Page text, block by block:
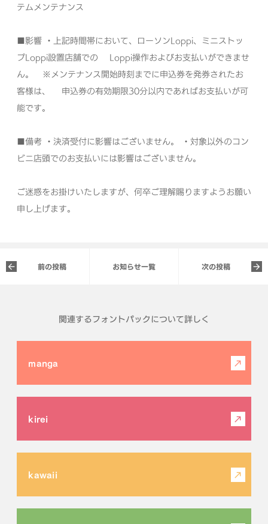
テムメンテナンス
■影響 ・上記時間帯において、ローソンLoppi、ミニストッ
プLoppi設置店舗での Loppi操作およびお支払いができませ
ん。
※メンテナンス開始時刻までに申込券を発券されたお
客様は、
申込券の有効期限30分以内であればお支払いが可
能です。
■備考 ・決済受付に影響はございません。
・対象以外のコン
ビニ店頭でのお支払いには影響はございません。
ご迷惑をお掛けいたしますが、何卒ご理解賜りますようお願い
申し上げます。
前の投稿 お知らせ一覧 次の投稿
関連するフォントパックについて詳しく
manga
kirei
kawaii